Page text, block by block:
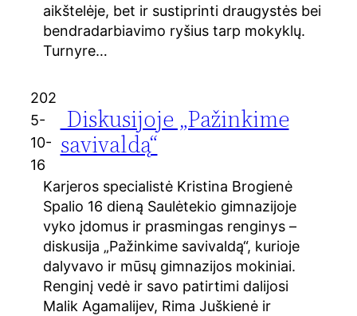
aikštelėje, bet ir sustiprinti draugystės bei
bendradarbiavimo ryšius tarp mokyklų.
Turnyre…
202
5-
10-
16
Diskusijoje „Pažinkime
savivaldą“
Karjeros specialistė Kristina Brogienė
Spalio 16 dieną Saulėtekio gimnazijoje
vyko įdomus ir prasmingas renginys –
diskusija „Pažinkime savivaldą“, kurioje
dalyvavo ir mūsų gimnazijos mokiniai.
Renginį vedė ir savo patirtimi dalijosi
Malik Agamalijev, Rima Juškienė ir